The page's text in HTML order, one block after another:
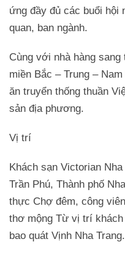
ứng đầy đủ các buổi hội
quan, ban ngành.
Cùng với nhà hàng
miền Bắc – Trung –
ăn truyển thống thuần
sản địa phương.
Vị trí
Khách sạn Victorian
Trần Phú, Thành phố
thực Chợ đêm, công
thơ mộng Từ vị trí
bao quát Vịnh Nha Trang.